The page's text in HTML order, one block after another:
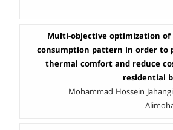
Multi-objective optimization of
consumption pattern in order to
thermal comfort and reduce
residential
Mohammad Hossein